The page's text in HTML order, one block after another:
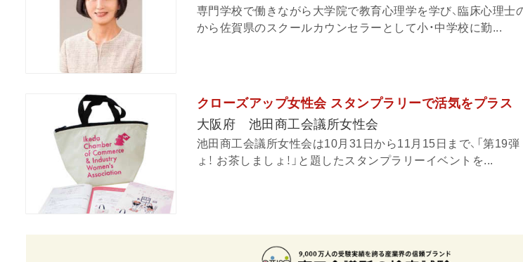
専門学校で働きながら大学院で教育心理学を学び、臨床心理士
から佐賀県のスクールカウンセラーとして小・中学校に勤...
クローズアップ女性会 スタンプラリーで活気をプラス
大阪府 池田商工会議所女性会
池田商工会議所女性会は10月31日から11月15日まで、「第19
ょ！ お茶しましょ！」と題したスタンプラリーイベントを...